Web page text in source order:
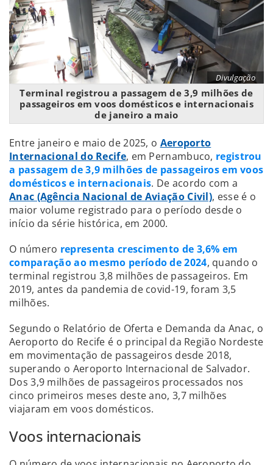
Divulgação
Terminal registrou a passagem de 3,9 milhões de
passageiros em voos domésticos e internacionais
de janeiro a maio
Entre janeiro e maio de 2025, o Aeroporto
Internacional do Recife, em Pernambuco, registrou
a passagem de 3,9 milhões de passageiros em voos
domésticos e internacionais. De acordo com a
Anac (Agência Nacional de Aviação Civil), esse é o
maior volume registrado para o período desde o
início da série histórica, em 2000.
O número representa crescimento de 3,6% em
comparação ao mesmo período de 2024, quando o
terminal registrou 3,8 milhões de passageiros. Em
2019, antes da pandemia de covid-19, foram 3,5
milhões.
Segundo o Relatório de Oferta e Demanda da Anac, o
Aeroporto do Recife é o principal da Região Nordeste
em movimentação de passageiros desde 2018,
superando o Aeroporto Internacional de Salvador.
Dos 3,9 milhões de passageiros processados nos
cinco primeiros meses deste ano, 3,7 milhões
viajaram em voos domésticos.
Voos internacionais